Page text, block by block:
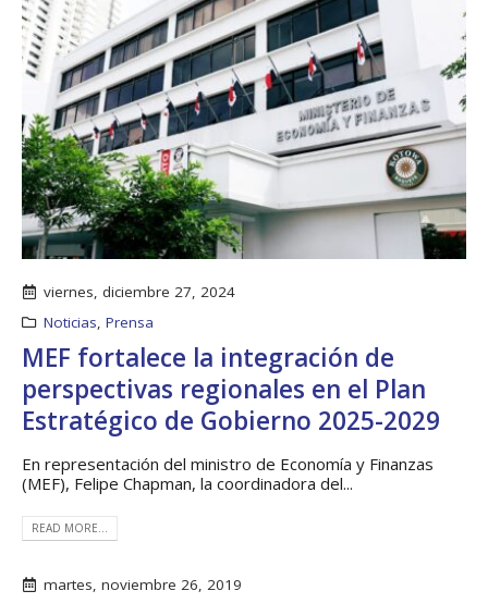
viernes, diciembre 27, 2024
Noticias, Prensa
MEF fortalece la integración de
perspectivas regionales en el Plan
Estratégico de Gobierno 2025-2029
En representación del ministro de Economía y Finanzas
(MEF), Felipe Chapman, la coordinadora del...
READ MORE...
martes, noviembre 26, 2019
Boletín Informativo
Integrales
13 junio, 2025
MEF fortalece la
regionales en el Plan
Taller: Estudio y
Estrategia para
Impulsar el Tren
Panamá – CECOM RO